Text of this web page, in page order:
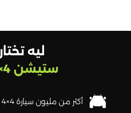
ليه تختار
ستيشن 4×4
أكثر من مليون سيارة 4×4 معدلة